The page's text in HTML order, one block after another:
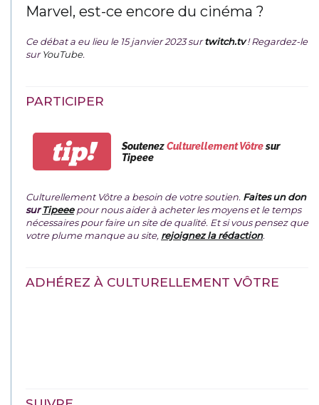
Marvel, est-ce encore du cinéma ?
Ce débat a eu lieu le 15 janvier 2023 surtwitch.tv ! Regardez-le
surYouTube.
PARTICIPER
tip! SoutenezCulturellement Vôtresur
Tipeee
Culturellement Vôtre a besoin de votre soutien. Faites un don
surTipeeepour nous aider à acheter les moyens et le temps
nécessaires pour faire un site de qualité. Et si vous pensez que
votre plume manque au site, rejoignez la rédaction.
ADHÉREZ À CULTURELLEMENT VÔTRE